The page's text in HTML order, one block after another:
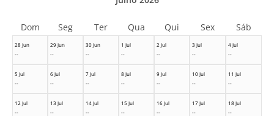
28 Jun
--
29 Jun
--
30 Jun
--
1 Jul
--
2 Jul
--
3 Jul
--
4 Jul
--
5 Jul
--
6 Jul
--
7 Jul
--
8 Jul
--
9 Jul
--
10 Jul
--
11 Jul
--
12 Jul
--
13 Jul
--
14 Jul
--
15 Jul
--
16 Jul
--
17 Jul
--
18 Jul
--
Dom Seg Ter Qua Qui Sex Sáb